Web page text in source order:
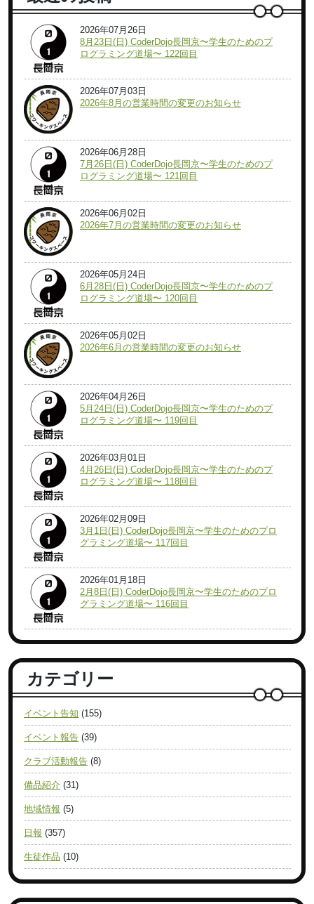
2026年07月26日
8月23日(日) CoderDojo長岡京〜学生のためのプ
ログラミング道場〜 122回目
2026年07月03日
2026年8月の営業時間の変更のお知らせ
2026年06月28日
7月26日(日) CoderDojo長岡京〜学生のためのプ
ログラミング道場〜 121回目
2026年06月02日
2026年7月の営業時間の変更のお知らせ
2026年05月24日
6月28日(日) CoderDojo長岡京〜学生のためのプ
ログラミング道場〜 120回目
2026年05月02日
2026年6月の営業時間の変更のお知らせ
2026年04月26日
5月24日(日) CoderDojo長岡京〜学生のためのプ
ログラミング道場〜 119回目
2026年03月01日
4月26日(日) CoderDojo長岡京〜学生のためのプ
ログラミング道場〜 118回目
2026年02月09日
3月1日(日) CoderDojo長岡京〜学生のためのプロ
グラミング道場〜 117回目
2026年01月18日
2月8日(日) CoderDojo長岡京〜学生のためのプロ
グラミング道場〜 116回目
カテゴリー
イベント告知 (155)
イベント報告 (39)
クラブ活動報告 (8)
備品紹介 (31)
地域情報 (5)
日報 (357)
生徒作品 (10)